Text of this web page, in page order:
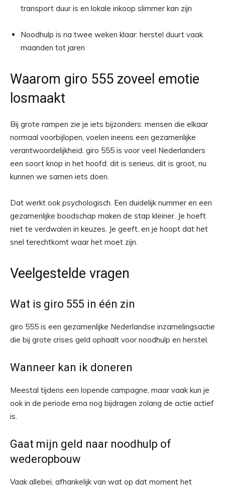
transport duur is en lokale inkoop slimmer kan zijn
Noodhulp is na twee weken klaar: herstel duurt vaak
maanden tot jaren
Waarom giro 555 zoveel emotie
losmaakt
Bij grote rampen zie je iets bijzonders: mensen die elkaar
normaal voorbijlopen, voelen ineens een gezamenlijke
verantwoordelijkheid. giro 555 is voor veel Nederlanders
een soort knop in het hoofd: dit is serieus, dit is groot, nu
kunnen we samen iets doen.
Dat werkt ook psychologisch. Een duidelijk nummer en een
gezamenlijke boodschap maken de stap kleiner. Je hoeft
niet te verdwalen in keuzes. Je geeft, en je hoopt dat het
snel terechtkomt waar het moet zijn.
Veelgestelde vragen
Wat is giro 555 in één zin
giro 555 is een gezamenlijke Nederlandse inzamelingsactie
die bij grote crises geld ophaalt voor noodhulp en herstel.
Wanneer kan ik doneren
Meestal tijdens een lopende campagne, maar vaak kun je
ook in de periode erna nog bijdragen zolang de actie actief
is.
Gaat mijn geld naar noodhulp of
wederopbouw
Vaak allebei, afhankelijk van wat op dat moment het